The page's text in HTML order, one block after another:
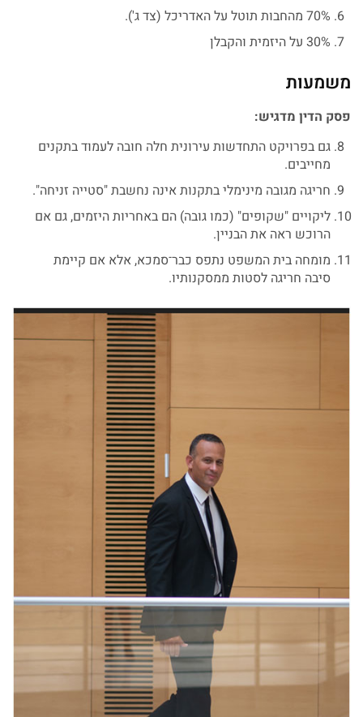
70% מהחבות תוטל על האדריכל (צד ג').
30% על היזמית והקבלן
משמעות
פסק הדין מדגיש:
גם בפרויקט התחדשות עירונית חלה חובה לעמוד בתקנים
מחייבים.
חריגה מגובה מינימלי בתקנות אינה נחשבת "סטייה זניחה".
ליקויים "שקופים" (כמו גובה) הם באחריות היזמים, גם אם
הרוכש ראה את הבניין.
מומחה בית המשפט נתפס כבר־סמכא, אלא אם קיימת
סיבה חריגה לסטות ממסקנותיו.